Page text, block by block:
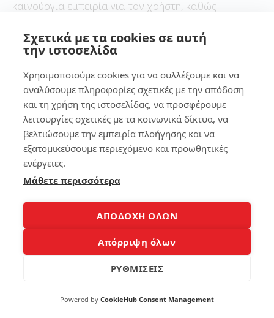
καινούργια εμπειρία για τον χρήστη, καθώς
μηχανισμοί και λειτουργίες.
Επομένως, η επισκευή ενός tablet που δεν ανοίγει
συμφέρει από πολλές απόψεις. Αντί να αγοράσουμε
ένα καινούργιο tablet και να ξοδέψουμε
περισσότερα χρήματα, μπορούμε να επισκευάσουμε
το προβληματικό μας μοντέλο.
Συνοψίζοντας
πολλοί πιθανοί λόγοι για αυτό το πρόβλημα. Ένας
από τους κύριους λόγους μπορεί να είναι η έλλειψη
ενέργειας. Πριν ανησυχήσετε για ένα πιο σοβαρό
πρόβλημα, ελέγξτε αν η μπαταρία του tablet σας
είναι φορτισμένη ή αν έχει εξαντληθεί.
Προσπαθήστε να συνδέσετε το tablet σε ένα
Σχετικά με τα cookies σε αυτή
την ιστοσελίδα
Χρησιμοποιούμε cookies για να συλλέξουμε και να
αναλύσουμε πληροφορίες σχετικές με την απόδοση
και τη χρήση της ιστοσελίδας, να προσφέρουμε
λειτουργίες σχετικές με τα κοινωνικά δίκτυα, να
βελτιώσουμε την εμπειρία πλοήγησης και να
εξατομικεύσουμε περιεχόμενο και προωθητικές
ενέργειες.
Μάθετε περισσότερα
ΑΠΟΔΟΧΗ ΟΛΩΝ
Απόρριψη όλων
ΡΥΘΜΙΣΕΙΣ
Powered by CookieHub Consent Management